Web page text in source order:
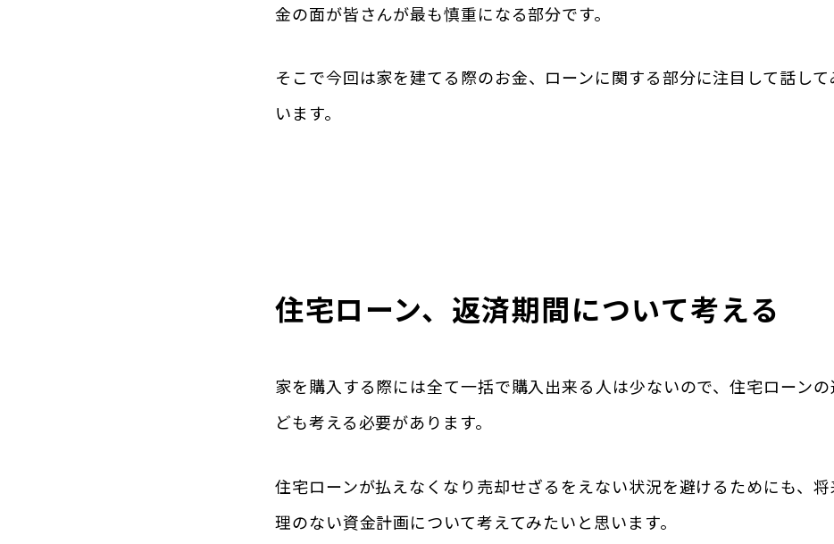
金の面が皆さんが最も慎重になる部分です。
そこで今回は家を建てる際のお金、ローンに関する部分に注目して話して
います。
住宅ローン、返済期間について考える
家を購入する際には全て一括で購入出来る人は少ないので、住宅ローン
ども考える必要があります。
住宅ローンが払えなくなり売却せざるをえない状況を避けるためにも、
理のない資金計画について考えてみたいと思います。